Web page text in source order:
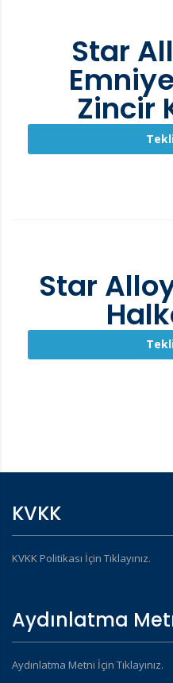
Star
Zincir
Star
KVKK
KVKK Politikası İçin Tıklayınız.
Aydınlatma
Aydınlatma Metni İçin Tıklayınız.